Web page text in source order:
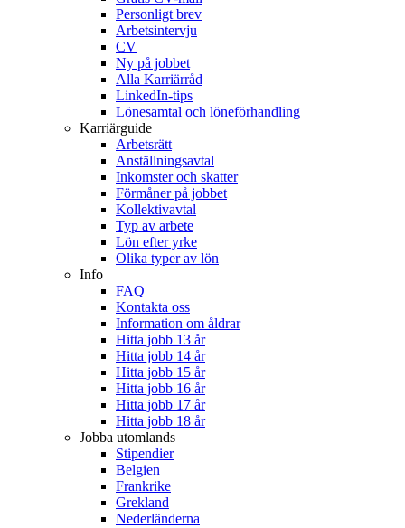
Personligt brev
Arbetsintervju
CV
Ny på jobbet
Alla Karriärråd
LinkedIn-tips
Lönesamtal och löneförhandling
Karriärguide
Arbetsrätt
Anställningsavtal
Inkomster och skatter
Förmåner på jobbet
Kollektivavtal
Typ av arbete
Lön efter yrke
Olika typer av lön
Info
FAQ
Kontakta oss
Information om åldrar
Hitta jobb 13 år
Hitta jobb 14 år
Hitta jobb 15 år
Hitta jobb 16 år
Hitta jobb 17 år
Hitta jobb 18 år
Jobba utomlands
Stipendier
Belgien
Frankrike
Grekland
Nederländerna